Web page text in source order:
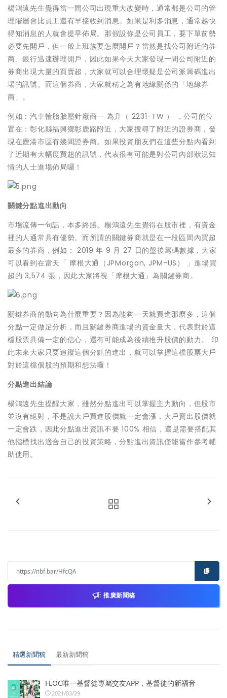
楊鴻遠先生覺得當一間公司出現重大改變時，通常都是公司的管
理階層會比員工還有早接收到消息。如果是利多消息，通常越快
得知消息的人就會提早佈局。那假設你是公司員工，要下單前勢
必要先開戶，但一般上班族要怎麼開戶？當然是找公司附近的券
商、銀行迅速辦理開戶，因此如果今天大家發現一間公司附近的
券商出現大量的買賣超，大家就可以合理懷疑是公司派籌碼進出
場的訊號。而這個券商，大家就稱之為有地緣關係的「地緣券
商」。
例如：汽車輪胎胎壓針廠商一 為升（ 2231-TW ） ，公司的位
置在：彰化縣福興鄉彰鹿路附近，大家搜尋了附近的證券商，發
現在鹿港市區有幾間證券商。如果投資朋友們在這些分點內看到
了近期有大幅度買超的訊號，代表很有可能是對公司內部狀況知
情的人士進場佈局囉！
關鍵分點進出動向
市場流傳一句話，本多終勝。楊鴻遠先生覺得在股市裡，有資金
裡的人通常具有優勢。而所謂的關鍵券商就是在一段區間內買超
最多的券商，例如： 2019 年 9 月 27 日的盤後籌碼數據，大家
可以看到在當天「 摩根大通（JPMorgan, JPM-US） 」進場買
超的 3,574 張，因此大家將視「摩根大通」為關鍵券商。
關鍵券商的動向為什麼重要？因為能夠一天就買進那麼多，這個
分點一定做足分析，而且關鍵券商進場的資金量大，代表對於這
檔股票具備一定的信心，還有可能成為後續推升股價的動力。 印
此未來大家只要追蹤這個分點的進出，就可以掌握這檔股票大戶
對於這檔個股的預期和想法囉！
分點進出結論
楊鴻遠先生提醒大家，雖然分點進出可以掌握主力動向，但股市
並沒有絕對，不是說大戶買進股價就一定會漲，大戶賣出股價就
一定會跌，因此分點進出資訊不要 100% 相信，還是需要搭配其
他指標找出適合自己的投資策略，分點進出資訊僅能當作參考輔
助使用。
推廣新聞稿
精選新聞稿 最新新聞稿
FLOC唯一基督徒專屬交友APP，基督徒的新福音
2021/03/29